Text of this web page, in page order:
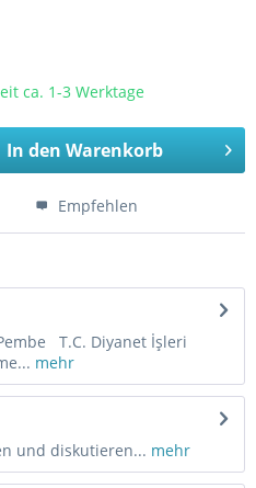
ca. 1-3 Werktage
In den Warenkorb
Empfehlen
T.C. Diyanet İşleri
mehr
und diskutieren... mehr